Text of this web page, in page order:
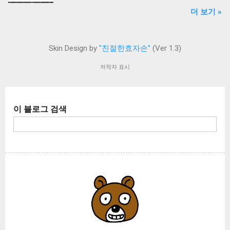
이 블로그 검색
수 있습니다. (신청서만 작성하고 후원 및 댓글
1일부터 친효스킨 For 구글블로거도 후원을 받
애드센스로 인해 수익이 치명적으로 하락했기
일을 해야 하는 시점까지 왔어요. 결국 투잡을
하는 셈이죠. 이런 이유로 인해 이제 어떻게든
돈을 마련해야 합니다. 그러니 구글 블로그를 하
니다. 1. 메인보드 : 30% 2. 메인 카메라 : 70% 즉!
인보드의 문제고요. 생각보다 카메라 결함인 경
우가 많다는 것입니다. 그도 그럴것이 아이폰도
때문에 메인보드 정도의 크기를 자랑해요. 스마
복잡한 부품으로 완성되어 있습니다. 따라서 평
이라도 주는 경우 재수 없을때 카메라가 손상될
수 있는 확률이 충분합니다. 결국 수리만이 답
아직 보증기간이 지나지 않았다면 삼성 AS 센터
를 방문하여 무상 수리를 ...
고화질일수록 이미지 파일 크기가 커집니다. 레
선을 잇는 방식입니다. 보통 벡터 이미지는 회사
의 로고, 텍스트, 아이콘을 표현할 때 많이 사용
이미지로 변형하는것도 가능합니다. 버튼 하나
실행합니다. 저는 고양이로 한번 이미지를 깨보
겠습니다. 이미지는 그냥 드래그해서 넣으면 자
동으로 들어갑니다. 이미지를 선택 후 Alt 키를
누르면서 드래그하면 복사됩니다. 복사된 오른
쪽 이미지를 한번 이미지 트레이스 해보겠습니
더 보기 »
Skin Design by "친절한효자손" (Ver 1.3)
저작자 표시